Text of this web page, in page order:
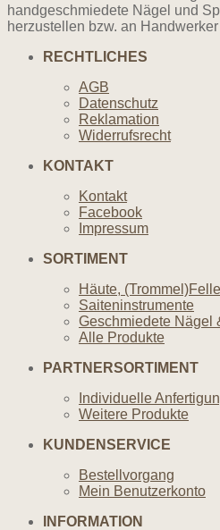
handgeschmiedete Nägel und
herzustellen bzw. an
RECHTLICHES
AGB
Datenschutz
Reklamation
Widerrufsrecht
KONTAKT
Kontakt
Facebook
Impressum
SORTIMENT
Häute,
Saiteninstrumente
Geschmiedete Nägel
Alle Produkte
PARTNERSORTIMENT
Individuelle
Weitere Produkte
KUNDENSERVICE
Bestellvorgang
Mein Benutzerkonto
INFORMATION